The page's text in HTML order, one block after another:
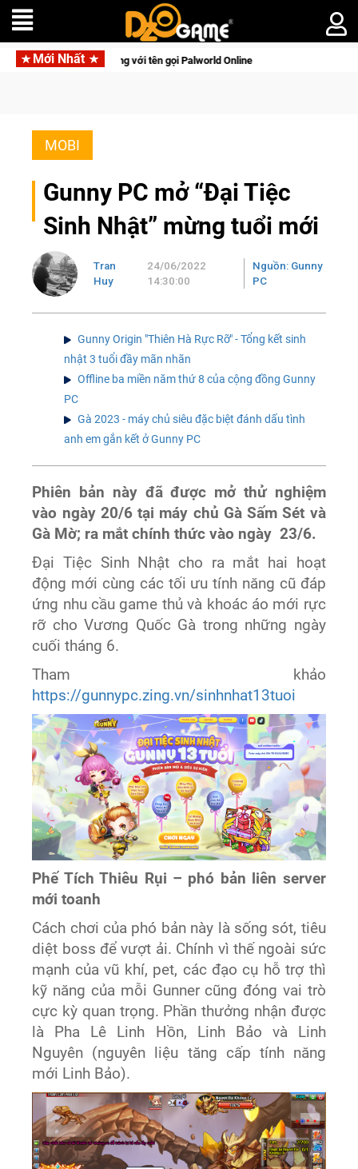
Mới Nhất
di động với tên gọi Palworld Online
MOBI
Gunny PC mở “Đại Tiệc
Sinh Nhật” mừng tuổi mới
Tran
Huy
24/06/2022
14:30:00
Nguồn: Gunny
PC
Gunny Origin "Thiên Hà Rực Rỡ" - Tổng kết sinh
nhật 3 tuổi đầy mãn nhãn
Offline ba miền năm thứ 8 của cộng đồng Gunny
PC
Gà 2023 - máy chủ siêu đặc biệt đánh dấu tình
anh em gắn kết ở Gunny PC
Phiên bản này đã được mở thử nghiệm
vào ngày 20/6 tại máy chủ Gà Sấm Sét và
Gà Mờ; ra mắt chính thức vào ngày 23/6.
Đại Tiệc Sinh Nhật cho ra mắt hai hoạt
động mới cùng các tối ưu tính năng cũ đáp
ứng nhu cầu game thủ và khoác áo mới rực
rỡ cho Vương Quốc Gà trong những ngày
cuối tháng 6.
Tham khảo
https://gunnypc.zing.vn/sinhnhat13tuoi
Phế Tích Thiêu Rụi – phó bản liên server
mới toanh
Cách chơi của phó bản này là sống sót, tiêu
diệt boss để vượt ải. Chính vì thế ngoài sức
mạnh của vũ khí, pet, các đạo cụ hỗ trợ thì
kỹ năng của mỗi Gunner cũng đóng vai trò
cực kỳ quan trọng. Phần thưởng nhận được
là Pha Lê Linh Hồn, Linh Bảo và Linh
Nguyên (nguyên liệu tăng cấp tính năng
mới Linh Bảo).